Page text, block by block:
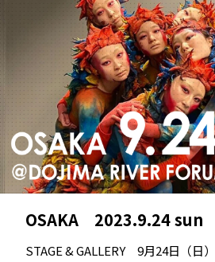
OSAKA 2023.9.24 sun
STAGE & GALLERY 9月24日（日）